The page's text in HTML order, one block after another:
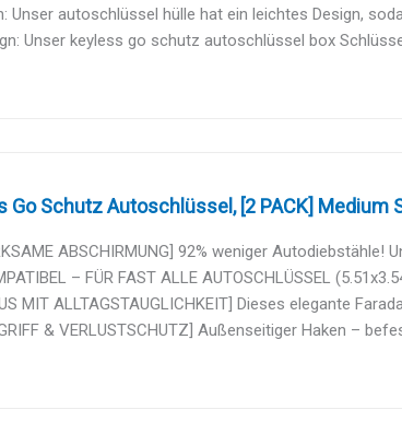
Unser autoschlüssel hülle hat ein leichtes Design,
Unser keyless go schutz autoschlüssel box
Go Schutz Autoschlüssel, [2 PACK] Medium
ABSCHIRMUNG] 92% weniger Autodiebstähle!
– FÜR FAST ALLE AUTOSCHLÜSSEL
MIT ALLTAGSTAUGLICHKEIT] Dieses elegante
& VERLUSTSCHUTZ] Außenseitiger Haken –